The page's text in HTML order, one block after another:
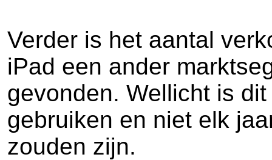
Verder is het aantal
iPad een ander
gevonden. Wellicht is
gebruiken en niet elk
zouden zijn.